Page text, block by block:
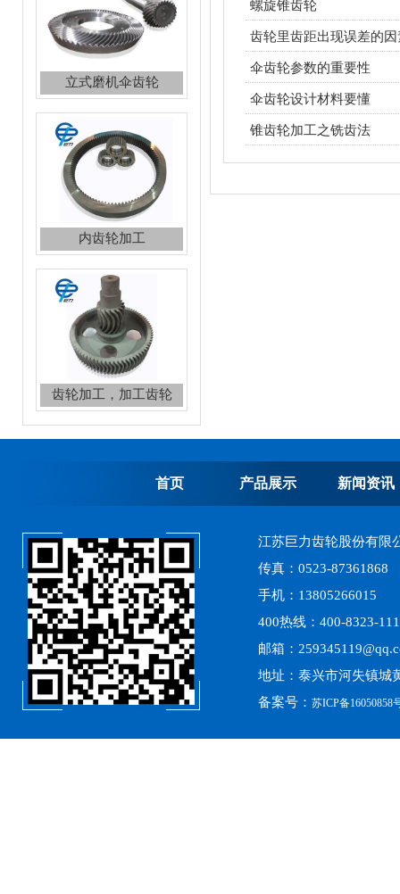
立式磨机伞齿轮
内齿轮加工
齿轮加工，加工齿轮
高精度齿轮加工
离心式选粉机锥齿轮系列
螺旋锥齿轮
齿轮里齿距出现误差的因
伞齿轮参数的重要性
伞齿轮设计材料要懂
锥齿轮加工之铣齿法
首页 产品展示 新闻资讯
江苏巨力齿轮股份有限
传真：0523-87361868
手机：13805266015
400热线：400-8323-111
邮箱：
地址：泰兴市河失镇城
备案号： 苏ICP备16050858